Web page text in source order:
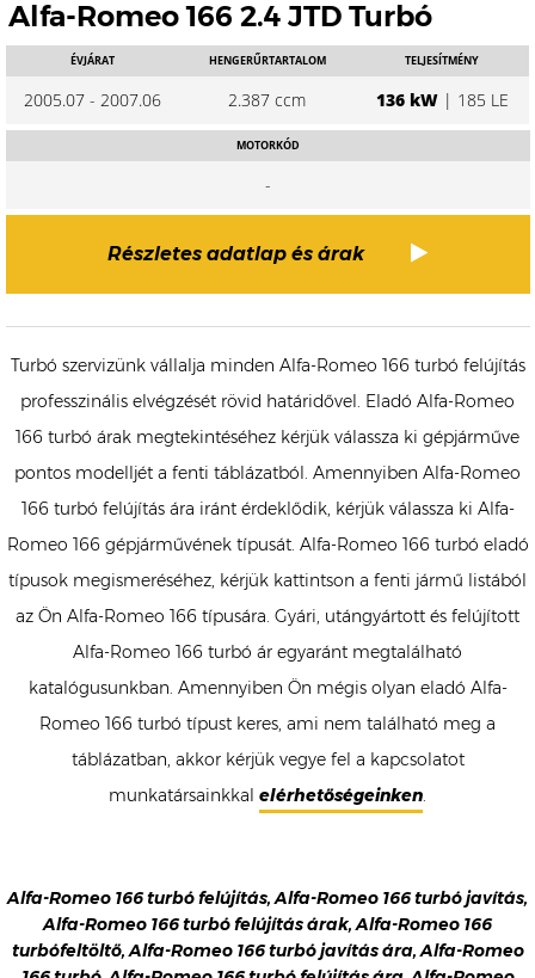
Alfa-Romeo 166 2.4 JTD Turbó
ÉVJÁRAT
2005.07 - 2007.06
HENGERŰRTARTALOM
2.387 ccm
TELJESÍTMÉNY
136 kW| 185 LE
MOTORKÓD
-
Részletes adatlap és árak
Turbó szervizünk vállalja minden Alfa-Romeo 166 turbó felújítás
professzinális elvégzését rövid határidővel. Eladó Alfa-Romeo
166 turbó árak megtekintéséhez kérjük válassza ki gépjárműve
pontos modelljét a fenti táblázatból. Amennyiben Alfa-Romeo
166 turbó felújítás ára iránt érdeklődik, kérjük válassza ki Alfa-
Romeo 166 gépjárművének típusát. Alfa-Romeo 166 turbó eladó
típusok megismeréséhez, kérjük kattintson a fenti jármű listából
az Ön Alfa-Romeo 166 típusára. Gyári, utángyártott és felújított
Alfa-Romeo 166 turbó ár egyaránt megtalálható
katalógusunkban. Amennyiben Ön mégis olyan eladó Alfa-
Romeo 166 turbó típust keres, ami nem található meg a
táblázatban, akkor kérjük vegye fel a kapcsolatot
munkatársainkkal elérhetőségeinken.
Alfa-Romeo 166 turbó felújítás, Alfa-Romeo 166 turbó javítás,
Alfa-Romeo 166 turbó felújítás árak, Alfa-Romeo 166
turbófeltöltő, Alfa-Romeo 166 turbó javítás ára, Alfa-Romeo